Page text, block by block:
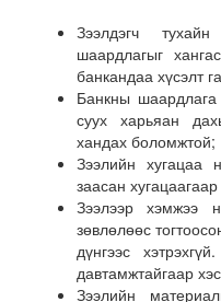
Зээлдэгч
шаардлагыг
банкандаа хүсэлт
Банкны шаардлага
суух харьяан
хандах боломжтой;
Зээлийн хугацаа
заасан
Зээлээр хэмжээ
зөвлөлөөс
дүнгээс
давтамжтайгаар
Зээлийн